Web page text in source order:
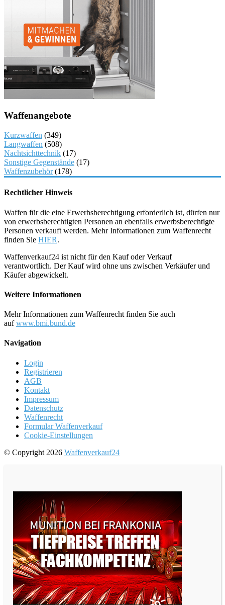
Waffenangebote
Kurzwaffen (349)
Langwaffen (508)
Nachtsichttechnik (17)
Sonstige Gegenstände (17)
Waffenzubehör(178)
Rechtlicher Hinweis
Waffen für die eine Erwerbsberechtigung erforderlich ist, dürfen nur
von erwerbsberechtigten Personen an ebenfalls erwerbsberechtigte
Personen verkauft werden. Mehr Informationen zum Waffenrecht
finden Sie HIER.
Waffenverkauf24 ist nicht für den Kauf oder Verkauf
verantwortlich. Der Kauf wird ohne uns zwischen Verkäufer und
Käufer abgewickelt.
Weitere Informationen
Mehr Informationen zum Waffenrecht finden Sie auch
aufwww.bmi.bund.de
Navigation
Login
Registrieren
AGB
Kontakt
Impressum
Datenschutz
Waffenrecht
Formular Waffenverkauf
Cookie-Einstellungen
© Copyright 2026 Waffenverkauf24